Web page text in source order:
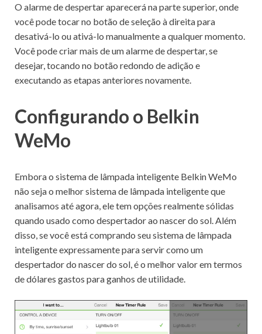
O alarme de despertar aparecerá na parte superior, onde
você pode tocar no botão de seleção à direita para
desativá-lo ou ativá-lo manualmente a qualquer momento.
Você pode criar mais de um alarme de despertar, se
desejar, tocando no botão redondo de adição e
executando as etapas anteriores novamente.
Configurando o Belkin
WeMo
Embora o sistema de lâmpada inteligente Belkin WeMo
não seja o melhor sistema de lâmpada inteligente que
analisamos até agora, ele tem opções realmente sólidas
quando usado como despertador ao nascer do sol.Além
disso, se você está comprando seu sistema de lâmpada
inteligente expressamente para servir como um
despertador do nascer do sol, é o melhor valor em termos
de dólares gastos para ganhos de utilidade.